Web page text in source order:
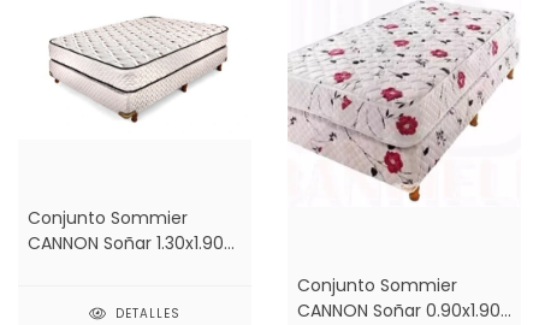
Conjunto Sommier
CANNON Soñar 1.30x1.90
DETALLES
Conjunto Sommier
CANNON Soñar 0.90x1.90